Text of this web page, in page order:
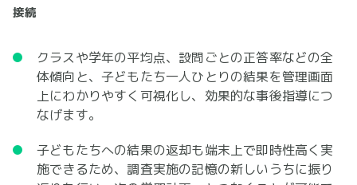
接続
クラスや学年の平均点、設問ごとの正答率などの全
体傾向と、子どもたち一人ひとりの結果を管理画面
上にわかりやすく可視化し、効果的な事後指導につ
なげます。
子どもたちへの結果の返却も端末上で即時性高く実
施できるため、調査実施の記憶の新しいうちに振り